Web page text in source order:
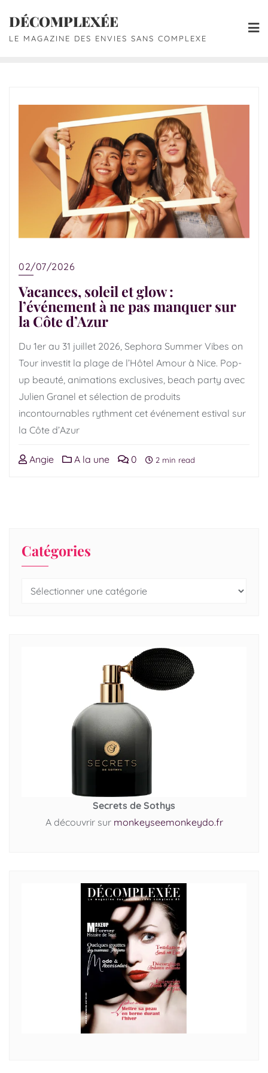
DÉCOMPLEXÉE
LE MAGAZINE DES ENVIES SANS COMPLEXE
02/07/2026
Vacances, soleil et glow :
l’événement à ne pas manquer sur
la Côte d’Azur
Du 1er au 31 juillet 2026, Sephora Summer Vibes on
Tour investit la plage de l’Hôtel Amour à Nice. Pop-
up beauté, animations exclusives, beach party avec
Julien Granel et sélection de produits
incontournables rythment cet événement estival sur
la Côte d’Azur
Angie A la une 0 2 min read
Catégories
Secrets de Sothys
A découvrir sur monkeyseemonkeydo.fr